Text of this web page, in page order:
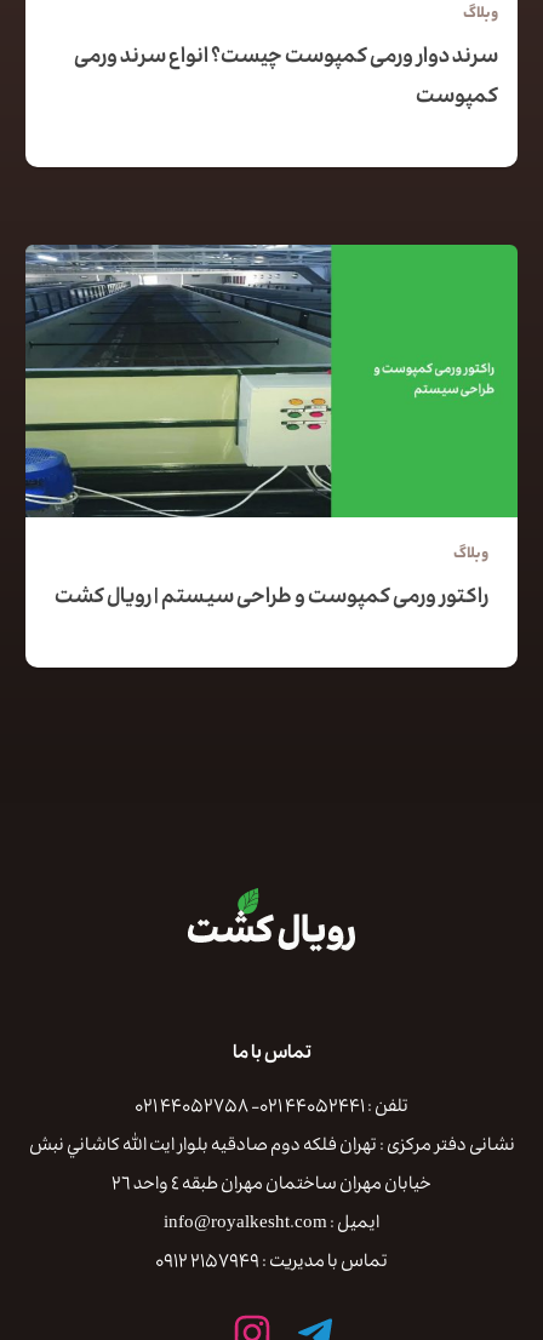
وبلاگ
سرند دوار ورمی کمپوست چیست؟ انواع سرند ورمی
کمپوست
وبلاگ
راکتور ورمی کمپوست و طراحی سیستم | رویال کشت
تماس با ما
تلفن : ۴۴۰۵۲۴۴۱ ۰۲۱- ۴۴۰۵۲۷۵۸ ۰۲۱
نشانی دفتر مرکزی : تهران فلكه دوم صادقيه بلوار ايت الله كاشاني نبش
خيابان مهران ساختمان مهران طبقه ٤ واحد ٢٦
ایمیل : info@royalkesht.com
تماس با مدیریت : ۲۱۵۷۹۴۹ ۰۹۱۲